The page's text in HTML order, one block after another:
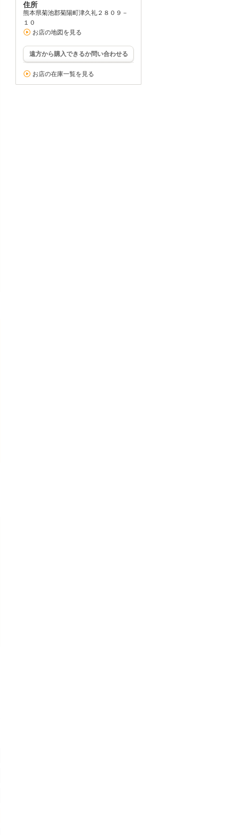
住所
熊本県菊池郡菊陽町津久礼２８０９－
１０
お店の地図を見る
遠方から購入できるか問い合わせる
お店の在庫一覧を見る